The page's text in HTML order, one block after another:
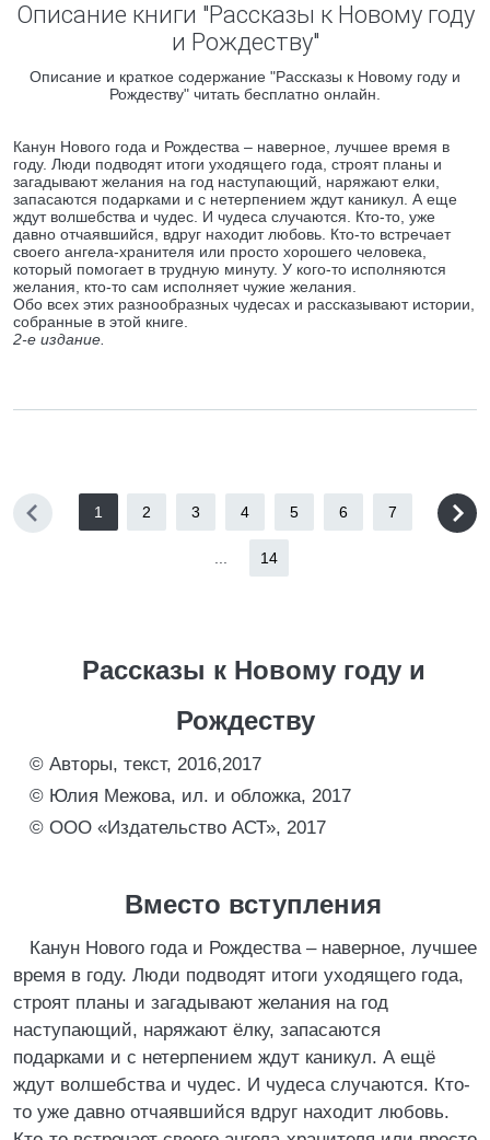
Описание книги "Рассказы к Новому году
и Рождеству"
Описание и краткое содержание "Рассказы к Новому году и
Рождеству" читать бесплатно онлайн.
Канун Нового года и Рождества – наверное, лучшее время в
году. Люди подводят итоги уходящего года, строят планы и
загадывают желания на год наступающий, наряжают елки,
запасаются подарками и с нетерпением ждут каникул. А еще
ждут волшебства и чудес. И чудеса случаются. Кто-то, уже
давно отчаявшийся, вдруг находит любовь. Кто-то встречает
своего ангела-хранителя или просто хорошего человека,
который помогает в трудную минуту. У кого-то исполняются
желания, кто-то сам исполняет чужие желания.
Обо всех этих разнообразных чудесах и рассказывают истории,
собранные в этой книге.
2-е издание.
1 2 3 4 5 6 7
14
Рассказы к Новому году и
Рождеству
© Авторы, текст, 2016,2017
© Юлия Межова, ил. и обложка, 2017
© ООО «Издательство АСТ», 2017
Вместо вступления
Канун Нового года и Рождества – наверное, лучшее
время в году. Люди подводят итоги уходящего года,
строят планы и загадывают желания на год
наступающий, наряжают ёлку, запасаются
подарками и с нетерпением ждут каникул. А ещё
ждут волшебства и чудес. И чудеса случаются. Кто-
то уже давно отчаявшийся вдруг находит любовь.